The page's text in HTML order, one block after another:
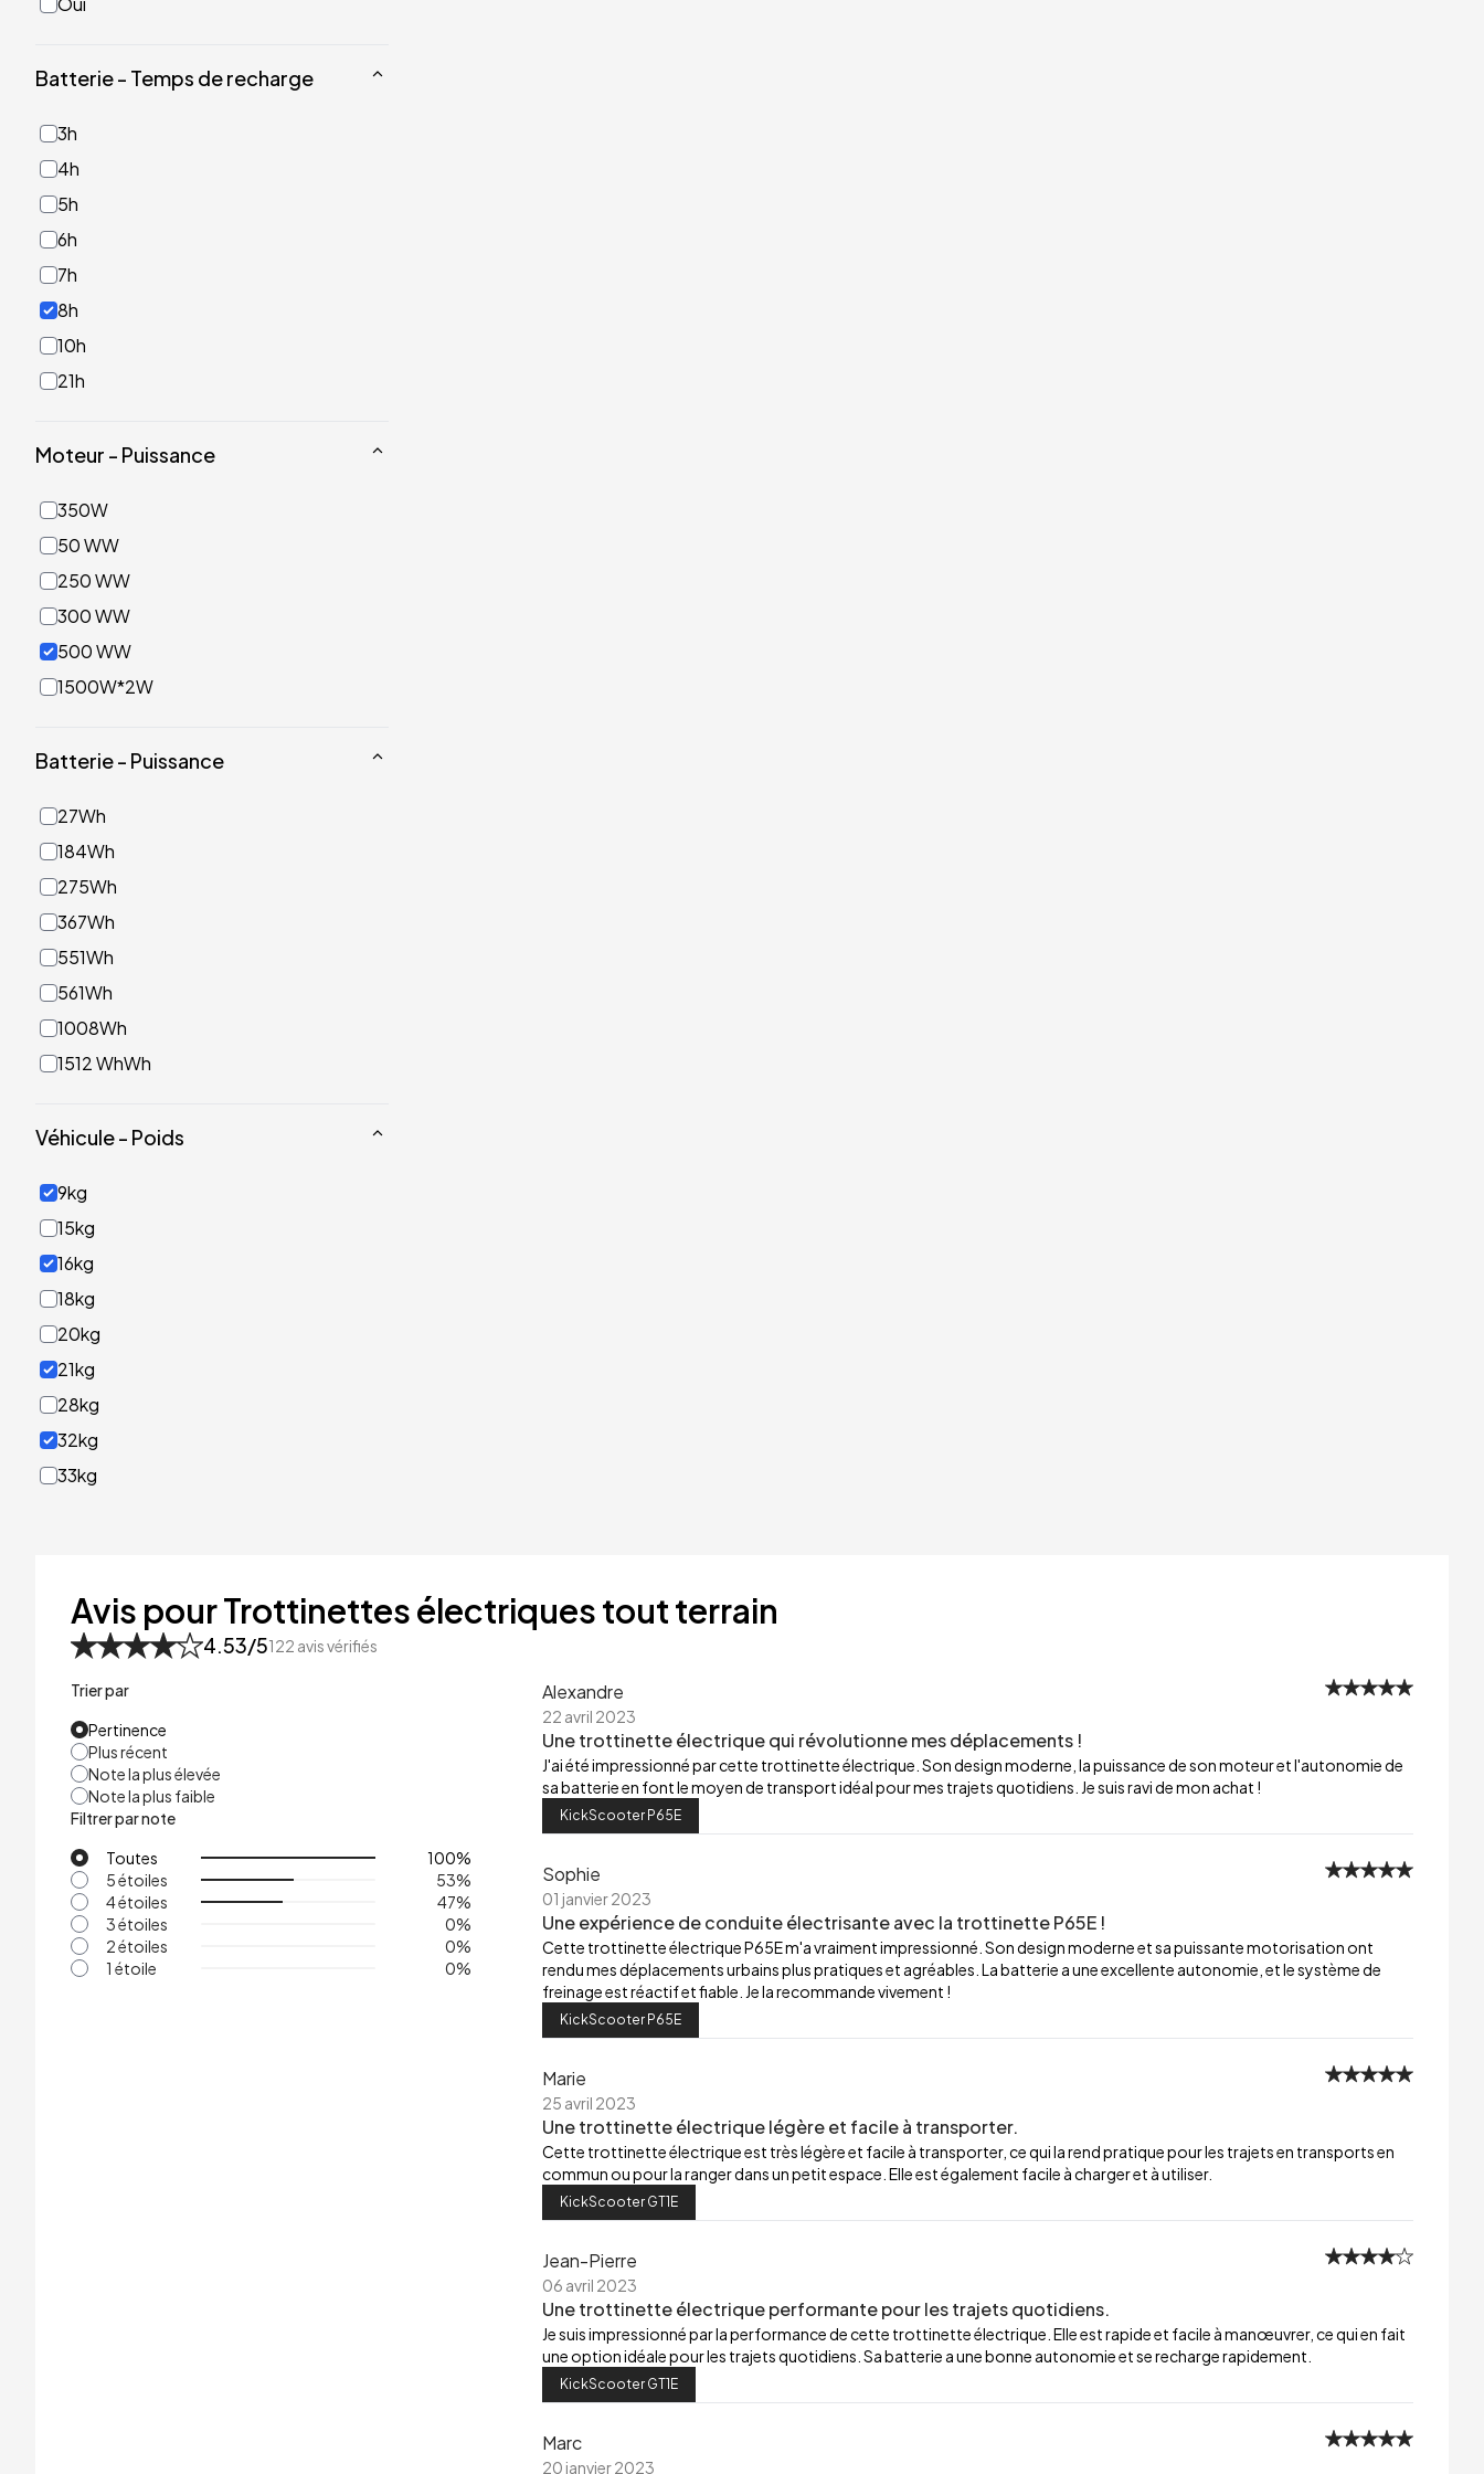
Batterie - Temps de recharge
3h
4h
5h
6h
7h
8h
10h
21h
Moteur - Puissance
350W
50 WW
250 WW
300 WW
500 WW
1500W*2W
Batterie - Puissance
27Wh
184Wh
275Wh
367Wh
551Wh
561Wh
1008Wh
1512 WhWh
Véhicule - Poids
9kg
15kg
16kg
18kg
20kg
21kg
28kg
32kg
33kg
53kg
Avis pour Trottinettes électriques tout terrain
4.53/5122 avis vérifiés
Trier par
Pertinence
Plus récent
Note la plus élevée
Note la plus faible
Filtrer par note
Toutes
100%
5 étoiles
53%
4 étoiles
47%
3 étoiles
0%
2 étoiles
0%
1 étoile
0%
Alexandre
22 avril 2023
Une trottinette électrique qui révolutionne mes déplacements !
J'ai été impressionné par cette trottinette électrique. Son design moderne, la puissance de son moteur et l'autonomie de
sa batterie en font le moyen de transport idéal pour mes trajets quotidiens. Je suis ravi de mon achat !
KickScooter P65E
Sophie
01 janvier 2023
Une expérience de conduite électrisante avec la trottinette P65E !
Cette trottinette électrique P65E m'a vraiment impressionné. Son design moderne et sa puissante motorisation ont
rendu mes déplacements urbains plus pratiques et agréables. La batterie a une excellente autonomie, et le système de
freinage est réactif et fiable. Je la recommande vivement !
KickScooter P65E
Marie
25 avril 2023
Une trottinette électrique légère et facile à transporter.
Cette trottinette électrique est très légère et facile à transporter, ce qui la rend pratique pour les trajets en transports en
commun ou pour la ranger dans un petit espace. Elle est également facile à charger et à utiliser.
KickScooter GT1E
Jean-Pierre
06 avril 2023
Une trottinette électrique performante pour les trajets quotidiens.
Je suis impressionné par la performance de cette trottinette électrique. Elle est rapide et facile à manœuvrer, ce qui en fait
une option idéale pour les trajets quotidiens. Sa batterie a une bonne autonomie et se recharge rapidement.
KickScooter GT1E
Marc
20 janvier 2023